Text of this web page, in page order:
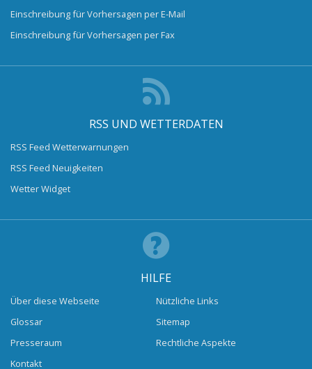
Einschreibung für Vorhersagen per E-Mail
Einschreibung für Vorhersagen per Fax
RSS UND WETTERDATEN
RSS Feed Wetterwarnungen
RSS Feed Neuigkeiten
Wetter Widget
HILFE
Über diese Webseite
Glossar
Presseraum
Kontakt
Nützliche Links
Sitemap
Rechtliche Aspekte